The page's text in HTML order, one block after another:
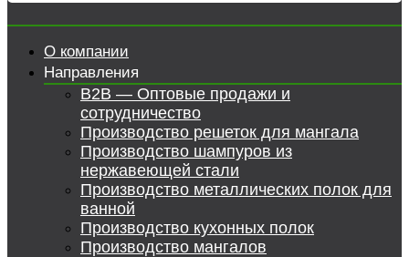
О компании
Направления
B2B — Оптовые продажи и
сотрудничество
Производство решеток для мангала
Производство шампуров из
нержавеющей стали
Производство металлических полок для
ванной
Производство кухонных полок
Производство мангалов